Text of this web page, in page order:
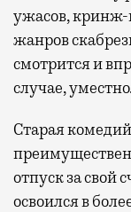
ужасов, кринж-
жанров
смотрится и
случае, уместно.
Старая
отпуск за свой
освоился в